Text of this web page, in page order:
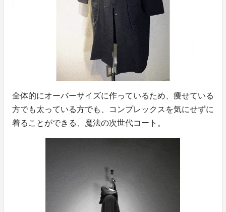
全体的にオーバーサイズに作っているため、痩せている
方でも太っている方でも、コンプレックスを気にせずに
着ることができる、魔法の次世代コート。